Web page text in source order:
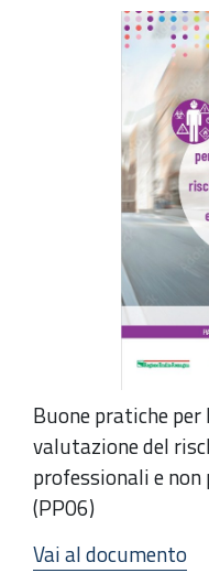
Buone pratiche
valutazione del
professionali e
(PP06)
Vai al documento